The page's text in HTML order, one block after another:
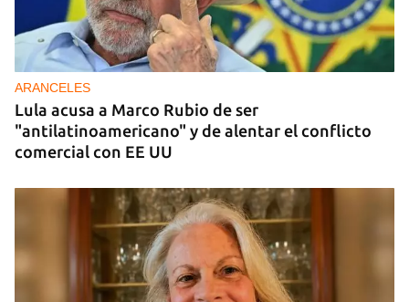
DONACIONES
China entrega otros 5.000 sistemas fotovoltaicos
para zonas rurales de Cuba
ARANCELES
Lula acusa a Marco Rubio de ser
"antilatinoamericano" y de alentar el conflicto
comercial con EE UU